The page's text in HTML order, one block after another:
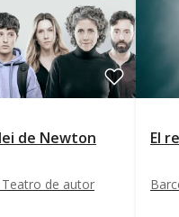
de Newton
Teatro de autor
El